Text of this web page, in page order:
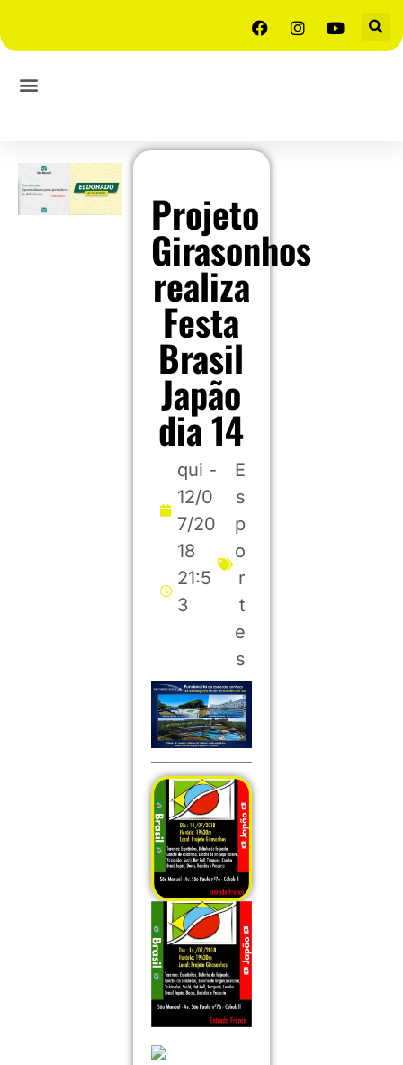
Projeto
Girasonhos
realiza
Festa
Brasil
Japão
dia 14
qui -
12/0
7/20
18
21:5
3
E
s
p
o
r
t
e
s